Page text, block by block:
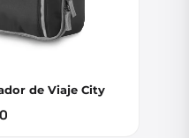
de Viaje City